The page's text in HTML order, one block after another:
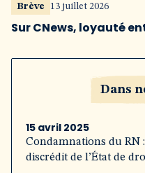
Brève 13 juillet 2026
Sur CNews, loyauté
Dans
15 avril 2025
Condamnations du RN
discrédit de l’État de